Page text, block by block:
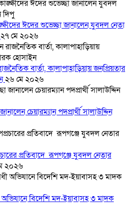
ঈদের শুভেচ্ছা জানালেন যুবদল নেতা
২৭ মে ২০২৬
বার্তা, কালাপাহাড়িয়ায় জনপ্রিয়তার
২৬ মে ২০২৬
চেয়ারম্যান পদপ্রার্থী সালাউদ্দিন
প্রতিবাদে ‎রূপগঞ্জে যুবদল নেতার
২০২৬
বিদেশি মদ-ইয়াবাসহ ৩ মাদক